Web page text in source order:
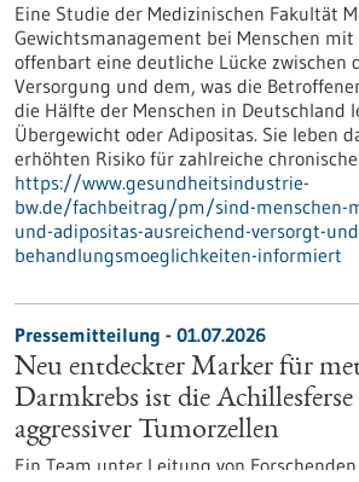
Eine Studie der Medizinischen Fakultät
Gewichtsmanagement bei Menschen
offenbart eine deutliche Lücke zwischen
Versorgung und dem, was die
die Hälfte der Menschen in Deutschland
Übergewicht oder Adipositas. Sie leben
erhöhten Risiko für zahlreiche
https://www.gesundheitsindustrie-
bw.de/fachbeitrag/pm/sind-menschen-
und-adipositas-ausreichend-versorgt-
behandlungsmoeglichkeiten-informiert
Pressemitteilung - 01.07.2026
Neu entdeckter Marker für
Darmkrebs ist die Achillesferse
aggressiver Tumorzellen
Ein Team unter Leitung von